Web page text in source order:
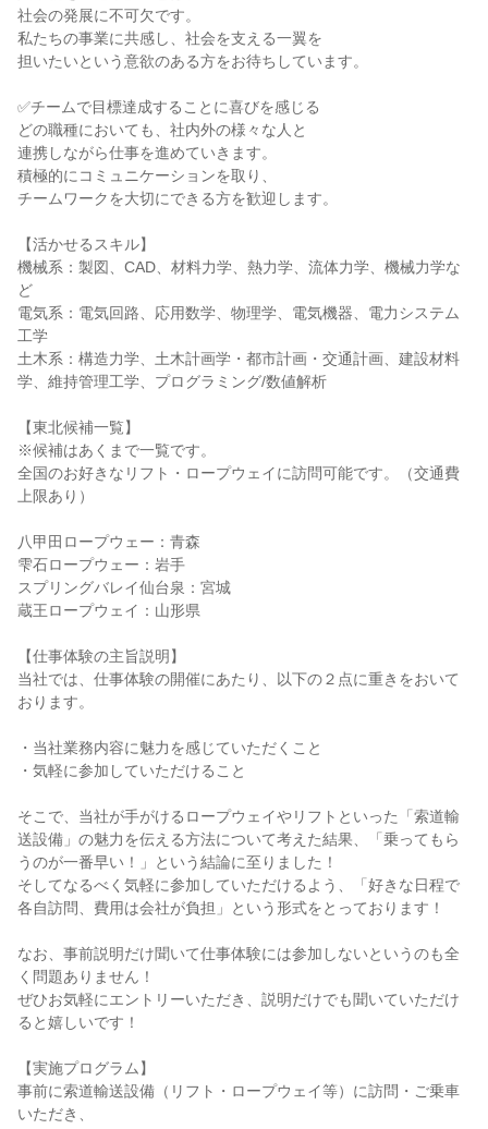
社会の発展に不可欠です。
私たちの事業に共感し、社会を支える一翼を
担いたいという意欲のある方をお待ちしています。
✅チームで目標達成することに喜びを感じる
どの職種においても、社内外の様々な人と
連携しながら仕事を進めていきます。
積極的にコミュニケーションを取り、
チームワークを大切にできる方を歓迎します。
【活かせるスキル】
機械系：製図、CAD、材料力学、熱力学、流体力学、機械力学な
ど
電気系：電気回路、応用数学、物理学、電気機器、電力システム
工学
土木系：構造力学、土木計画学・都市計画・交通計画、建設材料
学、維持管理工学、プログラミング/数値解析
【東北候補一覧】
※候補はあくまで一覧です。
全国のお好きなリフト・ロープウェイに訪問可能です。（交通費
上限あり）
八甲田ロープウェー：青森
雫石ロープウェー：岩手
スプリングバレイ仙台泉：宮城
蔵王ロープウェイ：山形県
【仕事体験の主旨説明】
当社では、仕事体験の開催にあたり、以下の２点に重きをおいて
おります。
・当社業務内容に魅力を感じていただくこと
・気軽に参加していただけること
そこで、当社が手がけるロープウェイやリフトといった「索道輸
送設備」の魅力を伝える方法について考えた結果、「乗ってもら
うのが一番早い！」という結論に至りました！
そしてなるべく気軽に参加していただけるよう、「好きな日程で
各自訪問、費用は会社が負担」という形式をとっております！
なお、事前説明だけ聞いて仕事体験には参加しないというのも全
く問題ありません！
ぜひお気軽にエントリーいただき、説明だけでも聞いていただけ
ると嬉しいです！
【実施プログラム】
事前に索道輸送設備（リフト・ロープウェイ等）に訪問・ご乗車
いただき、